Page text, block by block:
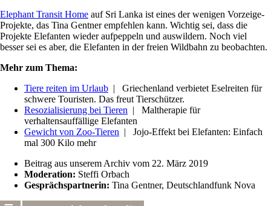
Elephant Transit Home auf Sri Lanka ist eines der wenigen Vorzeige-
Projekte, das Tina Gentner empfehlen kann. Wichtig sei, dass die
Projekte Elefanten wieder aufpeppeln und auswildern. Noch viel
besser sei es aber, die Elefanten in der freien Wildbahn zu beobachten.
Mehr zum Thema:
Tiere reiten im Urlaub | Griechenland verbietet Eselreiten für
schwere Touristen. Das freut Tierschützer.
Resozialisierung bei Tieren | Maltherapie für
verhaltensauffällige Elefanten
Gewicht von Zoo-Tieren | Jojo-Effekt bei Elefanten: Einfach
mal 300 Kilo mehr
Beitrag aus unserem Archiv vom 22. März 2019
Moderation: Steffi Orbach
Gesprächspartnerin: Tina Gentner, Deutschlandfunk Nova